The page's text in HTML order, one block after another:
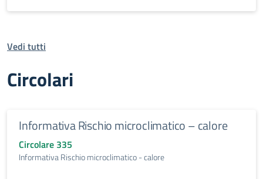
Vedi tutti
Circolari
Informativa Rischio microclimatico – calore
Circolare 335
Informativa Rischio microclimatico - calore